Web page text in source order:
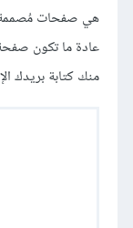
هي صفحات مُصممة
منك كتابة بريدك